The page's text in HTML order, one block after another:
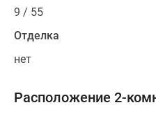
9 / 55
Отделка
нет
Расположение 2-